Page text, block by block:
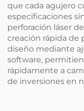
que cada agujero
especificaciones
perforación láser
creación rápida de
diseño mediante
software,
rápidamente a
de inversiones en